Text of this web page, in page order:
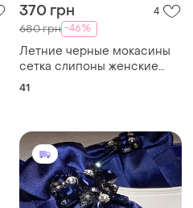
370 грн 4
680 грн -46%
Летние черные мокасины
сетка слипоны женские
текстильные тканые
41